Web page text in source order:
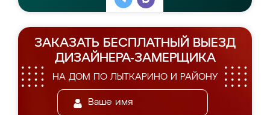
ЗАКАЗАТЬ БЕСПЛАТНЫЙ ВЫЕЗД
ДИЗАЙНЕРА-ЗАМЕРЩИКА
НА ДОМ ПО ЛЫТКАРИНО И РАЙОНУ